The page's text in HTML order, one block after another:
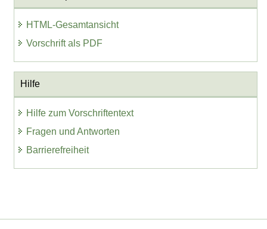
HTML-Gesamtansicht
Vorschrift als PDF
Hilfe
Hilfe zum Vorschriftentext
Fragen und Antworten
Barrierefreiheit